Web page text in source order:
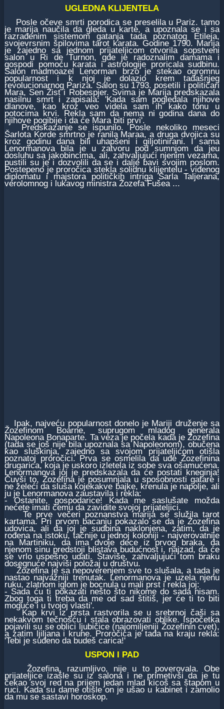
UGLEDNA KLIJENTELA
Posle očeve smrti porodica se preselila u Pariz. tamo
je marija naučila da gleda u karte, a upoznala se i sa
razrađenim sistemom gatanja tada poznatog Etileja,
svojevrsnim špilovima tarot karata. Godine 1790. Marija
je zajedno sa jednom prijateljicom otvorila sopstveni
salon u Ri de Turnon, gde je radoznalim damama i
gospodi pomoću karata i astrologije proricala sudbinu.
Salon madmoazel Lenorman brzo je stekao ogromnu
popularnost i k njoj je dolazio krem tadašnjeg
revolucionarnog Pariza. Salon su 1793. posetili i političari
Mara, Sen Žist i Robespjer. Svima je Marija predskazala
nasilnu smrt i zapisala: 'Kada sam pogledala njihove
dlanove, kao kroz veo videla sam ih kako tonu u
potocima krvi. Rekla sam da nema ni godina dana do
njihove pogibije i da će Mara biti prvi'.
Predskazanje se ispunilo. Posle nekoliko meseci
Šarlota Korde smrtno je ranila Maraa, a druga dvojica su
kroz godinu dana bili uhapšeni i giljotinirani. I sama
Lenormanova bila je u zatvoru pod sumnjom da jeu
dosluhu sa jakobincima, ali, zahvaljujući njenim vezama,
pustili su je i dozvolili da se i dalje bavi svojim poslom.
Postepeno je proročica stekla solidnu klijentelu - viđenog
diplomatu i majstora političkih intriga Šarla Taljerana,
verolomnog i lukavog ministra Žozefa Fušea ...
Ipak, najveću popularnost donelo je Mariji druženje sa
Žozefinom Boarne, suprugom mladog generala
Napoleona Bonaparte. Ta veza je počela kada je Žozefina
(tada se još nije bila upoznala sa Napoleonom), obučena
kao sluškinja, zajedno sa svojom prijateljicom otišla
poznatoj proročici. Prva se osmelila da uđe Žozefinina
drugarica, koja je uskoro izletela iz sobe sva ošamućena.
Lenormanova joj je predskazala da će postati kneginja!
Čuvši to, Žozefina je posumnjala u sposobnosti gatare i
ne želeći da sluša kojekakve bajke, krenula je napolje, ali
ju je Lenormanova zaustavila i rekla:
- Ostanite, gospodarice! Kada me saslušate možda
nećete imati čemu da zavidite svojoj prijateljici.
Te prve večeri poznanstva marija se služila tarot
kartama. Pri prvom bacanju pokazalo se da je Žozefina
udovica, ali da joj je sudbina naklonjena, zatim, da je
rođena na istoku, tačnije u jednoj koloniji - najverovatnije
na Martiniku, da ima dvoje dece iz prvog braka, da
njenom sinu predstoji blistava budućnost i, najzad, da će
se vrlo uspešno udati. Štaviše, zahvaljujući tom braku
dosegnuće najviši položaj u društvu.
Žozefina je sa nepoverenjem sve to slušala, a tada je
nastao najvažniji trenutak. Lenormanova je uzela njenu
ruku, zlatnom iglom je bocnula u mali prst i rekla joj:
- Sada ću ti pokazati nešto što nikome do sada nisam.
Zbog toga ti treba da me od sad štitiš, jer će ti to biti
moguće i u tvojoj vlasti'.
Kap krvi iz prsta rastvorila se u srebrnoj čaši sa
nekakvom tečnošću i stala obrazovati oblike. Ispočetka
pojavili su se oblici ljubičice (najomiljeniji Žozefinin cvet),
a zatim ljiljana i krune. Proročica je tada na kraju rekla:
'Tebi je suđeno da budeš carica!'
USPON I PAD
Žozefina, razumljivo, nije u to poverovala. Obe
prijateljice izašle su iz salona i ne primetivši da je tu
čekao svoj red na prijem jedan mlad kicoš sa štapom u
ruci. Kada su dame otišle on je ušao u kabinet i zamolio
da mu se sastavi horoskop.